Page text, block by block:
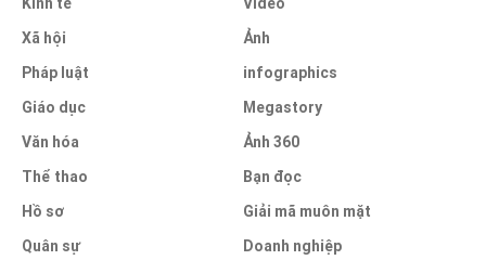
Kinh tế
Xã hội
Pháp luật
Giáo dục
Văn hóa
Thể thao
Hồ sơ
Quân sự
Video
Ảnh
infographics
Megastory
Ảnh 360
Bạn đọc
Giải mã muôn mặt
Doanh nghiệp